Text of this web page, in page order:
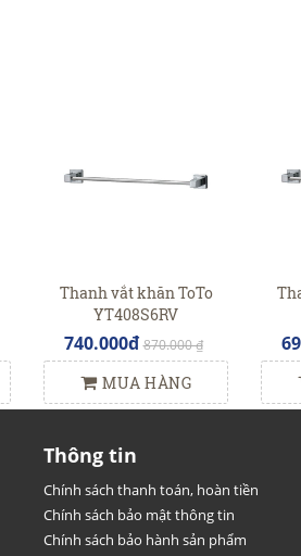
Thanh vắt khăn ToTo
YT408S6RV
740.000đ 870.000 ₫
MUA HÀNG
Thông tin
Chính sách thanh toán, hoàn tiền
Chính sách bảo mật thông tin
Chính sách bảo hành sản phẩm